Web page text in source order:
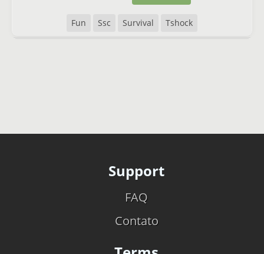
Fun Ssc Survival Tshock
Support
FAQ
Contato